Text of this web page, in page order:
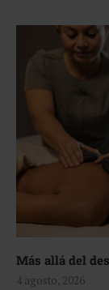
Más allá del
4 agosto, 2026